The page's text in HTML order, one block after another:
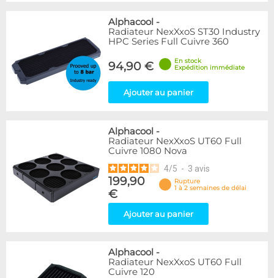
Alphacool -
Radiateur NexXxoS ST30 Industry
HPC Series Full Cuivre 360
94,90 €
En stock
Expédition immédiate
Ajouter au panier
Alphacool -
Radiateur NexXxoS UT60 Full
Cuivre 1080 Nova
4/5 - 3 avis
199,90
€
Rupture
1 à 2 semaines de délai
Ajouter au panier
Alphacool -
Radiateur NexXxoS UT60 Full
Cuivre 120